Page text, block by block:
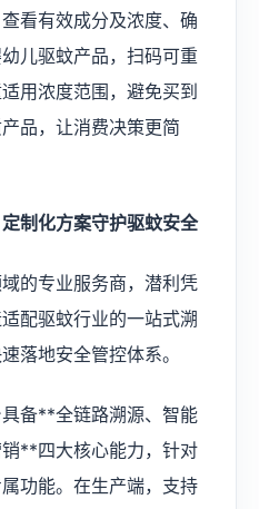
看有效成分及浓度、确
儿驱蚊产品，扫码可重
用浓度范围，避免买到
品，让消费决策更简
制化方案守护驱蚊安全
的专业服务商，潜利凭
配驱蚊行业的一站式溯
落地安全管控体系。
备**全链路溯源、智能
**四大核心能力，针对
功能。在生产端，支持